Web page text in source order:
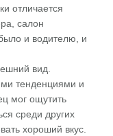
отличается
салон
и водителю, и
вид.
тенденциями и
мог ощутить
среди других
хороший вкус.